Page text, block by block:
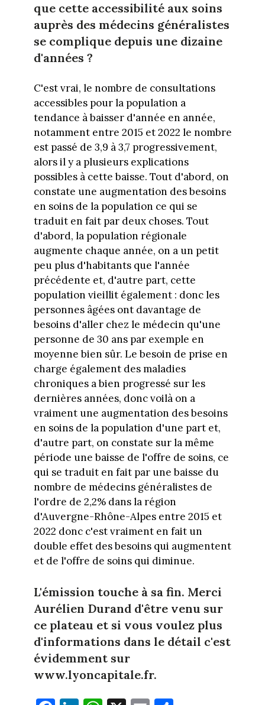
que cette accessibilité aux soins
auprès des médecins généralistes
se complique depuis une dizaine
d'années ?
C'est vrai, le nombre de consultations
accessibles pour la population a
tendance à baisser d'année en année,
notamment entre 2015 et 2022 le nombre
est passé de 3,9 à 3,7 progressivement,
alors il y a plusieurs explications
possibles à cette baisse. Tout d'abord, on
constate une augmentation des besoins
en soins de la population ce qui se
traduit en fait par deux choses. Tout
d'abord, la population régionale
augmente chaque année, on a un petit
peu plus d'habitants que l'année
précédente et, d'autre part, cette
population vieillit également : donc les
personnes âgées ont davantage de
besoins d'aller chez le médecin qu'une
personne de 30 ans par exemple en
moyenne bien sûr. Le besoin de prise en
charge également des maladies
chroniques a bien progressé sur les
dernières années, donc voilà on a
vraiment une augmentation des besoins
en soins de la population d'une part et,
d'autre part, on constate sur la même
période une baisse de l'offre de soins, ce
qui se traduit en fait par une baisse du
nombre de médecins généralistes de
l'ordre de 2,2% dans la région
d'Auvergne-Rhône-Alpes entre 2015 et
2022 donc c'est vraiment en fait un
double effet des besoins qui augmentent
et de l'offre de soins qui diminue.
L'émission touche à sa fin. Merci
Aurélien Durand d'être venu sur
ce plateau et si vous voulez plus
d'informations dans le détail c'est
évidemment sur
www.lyoncapitale.fr.